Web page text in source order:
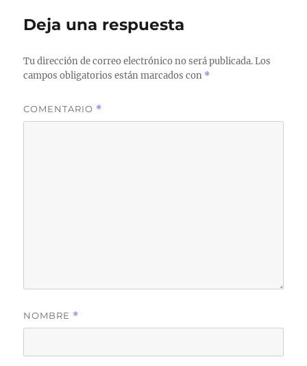
Deja una respuesta
Tu dirección de correo electrónico no será publicada. Los
campos obligatorios están marcados con *
COMENTARIO *
NOMBRE *